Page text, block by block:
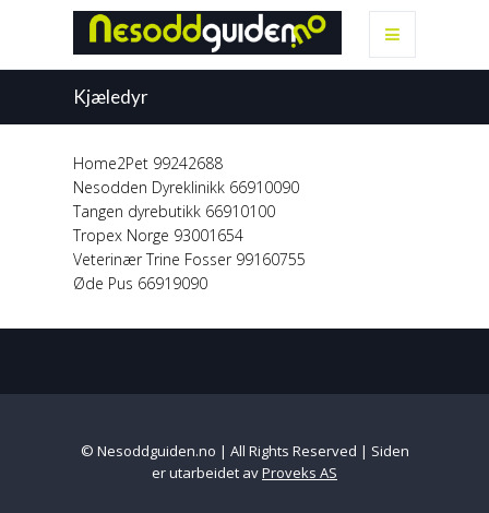
Kjæledyr
Home2Pet 99242688
Nesodden Dyreklinikk 66910090
Tangen dyrebutikk 66910100
Tropex Norge 93001654
Veterinær Trine Fosser 99160755
Øde Pus 66919090
© Nesoddguiden.no | All Rights Reserved | Siden
er utarbeidet avProveks AS